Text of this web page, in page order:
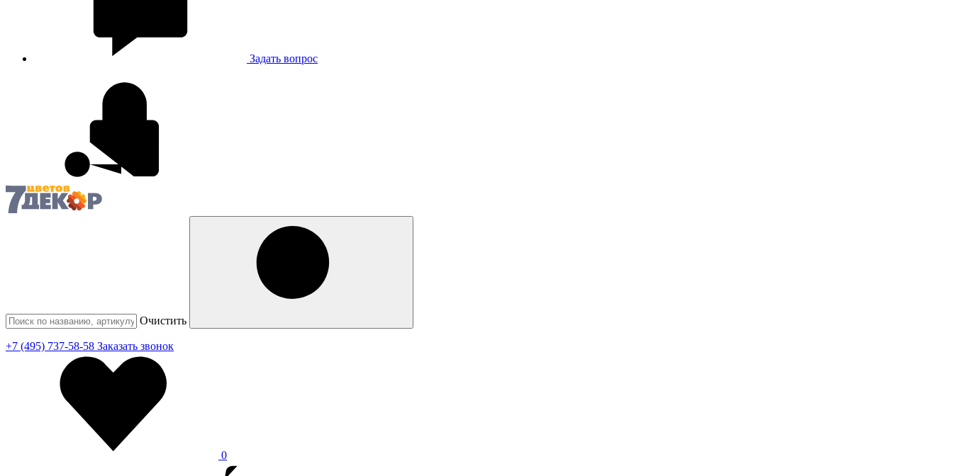
Задать вопрос
Очистить
+7 (495) 737-58-58 Заказать звонок
0